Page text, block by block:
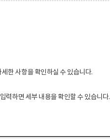
세한 사항을 확인하실 수 있습니다.
하면 세부 내용을 확인할 수 있습니다.